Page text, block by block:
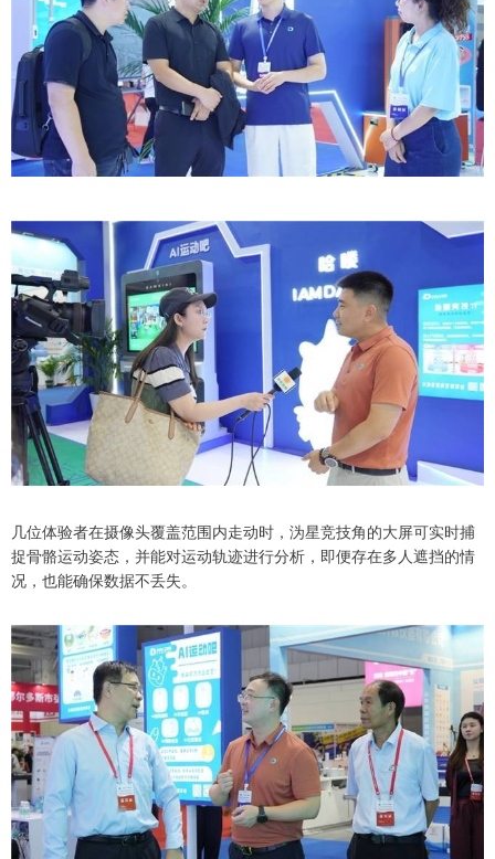
几位体验者在摄像头覆盖范围内走动时，沩星竞技角的大屏可实时捕
捉骨骼运动姿态，并能对运动轨迹进行分析，即便存在多人遮挡的情
况，也能确保数据不丢失。